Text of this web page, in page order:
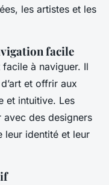
les artistes et les
facile
à naviguer. Il
et offrir aux
et intuitive. Les
avec des designers
leur identité et leur